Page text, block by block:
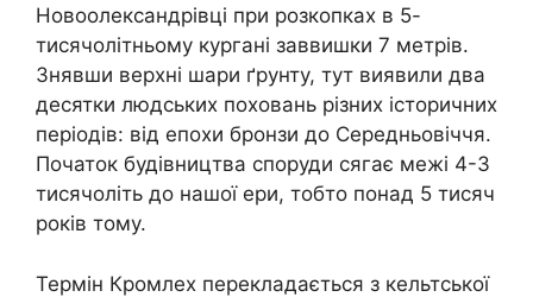
Новоолександрівці при розкопках в 5-
тисячолітньому кургані заввишки 7 метрів.
Знявши верхні шари ґрунту, тут виявили два
десятки людських поховань різних історичних
періодів: від епохи бронзи до Середньовіччя.
Початок будівництва споруди сягає межі 4-3
тисячоліть до нашої ери, тобто понад 5 тисяч
років тому.
Термін Кромлех перекладається з кельтської